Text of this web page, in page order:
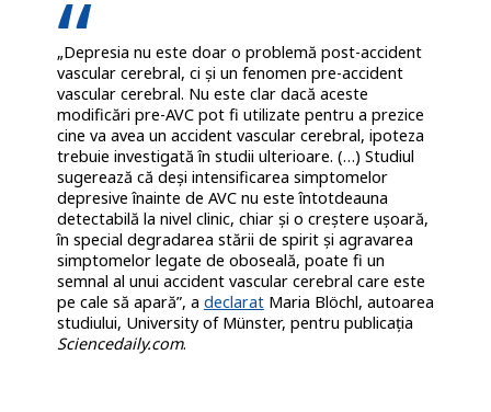
„Depresia nu este doar o problemă post-accident
vascular cerebral, ci și un fenomen pre-accident
vascular cerebral. Nu este clar dacă aceste
modificări pre-AVC pot fi utilizate pentru a prezice
cine va avea un accident vascular cerebral, ipoteza
trebuie investigată în studii ulterioare. (…) Studiul
sugerează că deși intensificarea simptomelor
depresive înainte de AVC nu este întotdeauna
detectabilă la nivel clinic, chiar și o creștere ușoară,
în special degradarea stării de spirit și agravarea
simptomelor legate de oboseală, poate fi un
semnal al unui accident vascular cerebral care este
pe cale să apară”, a declaratMaria Blöchl, autoarea
studiului, University of Münster, pentru publicația
Sciencedaily.com.